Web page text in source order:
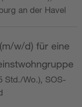
an der Havel
w/d) für eine
Std./Wo.), SOS-